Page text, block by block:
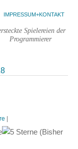
IMPRESSUM+KONTAKT
Spielereien der
Programmierer
(Bisher